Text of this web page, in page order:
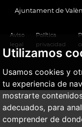
Utilizamos
Usamos cookies y
tu experiencia de
mostrarte
adecuados, para
comprender de
Ajuntament de
Aviso
legal
Política
privacidad